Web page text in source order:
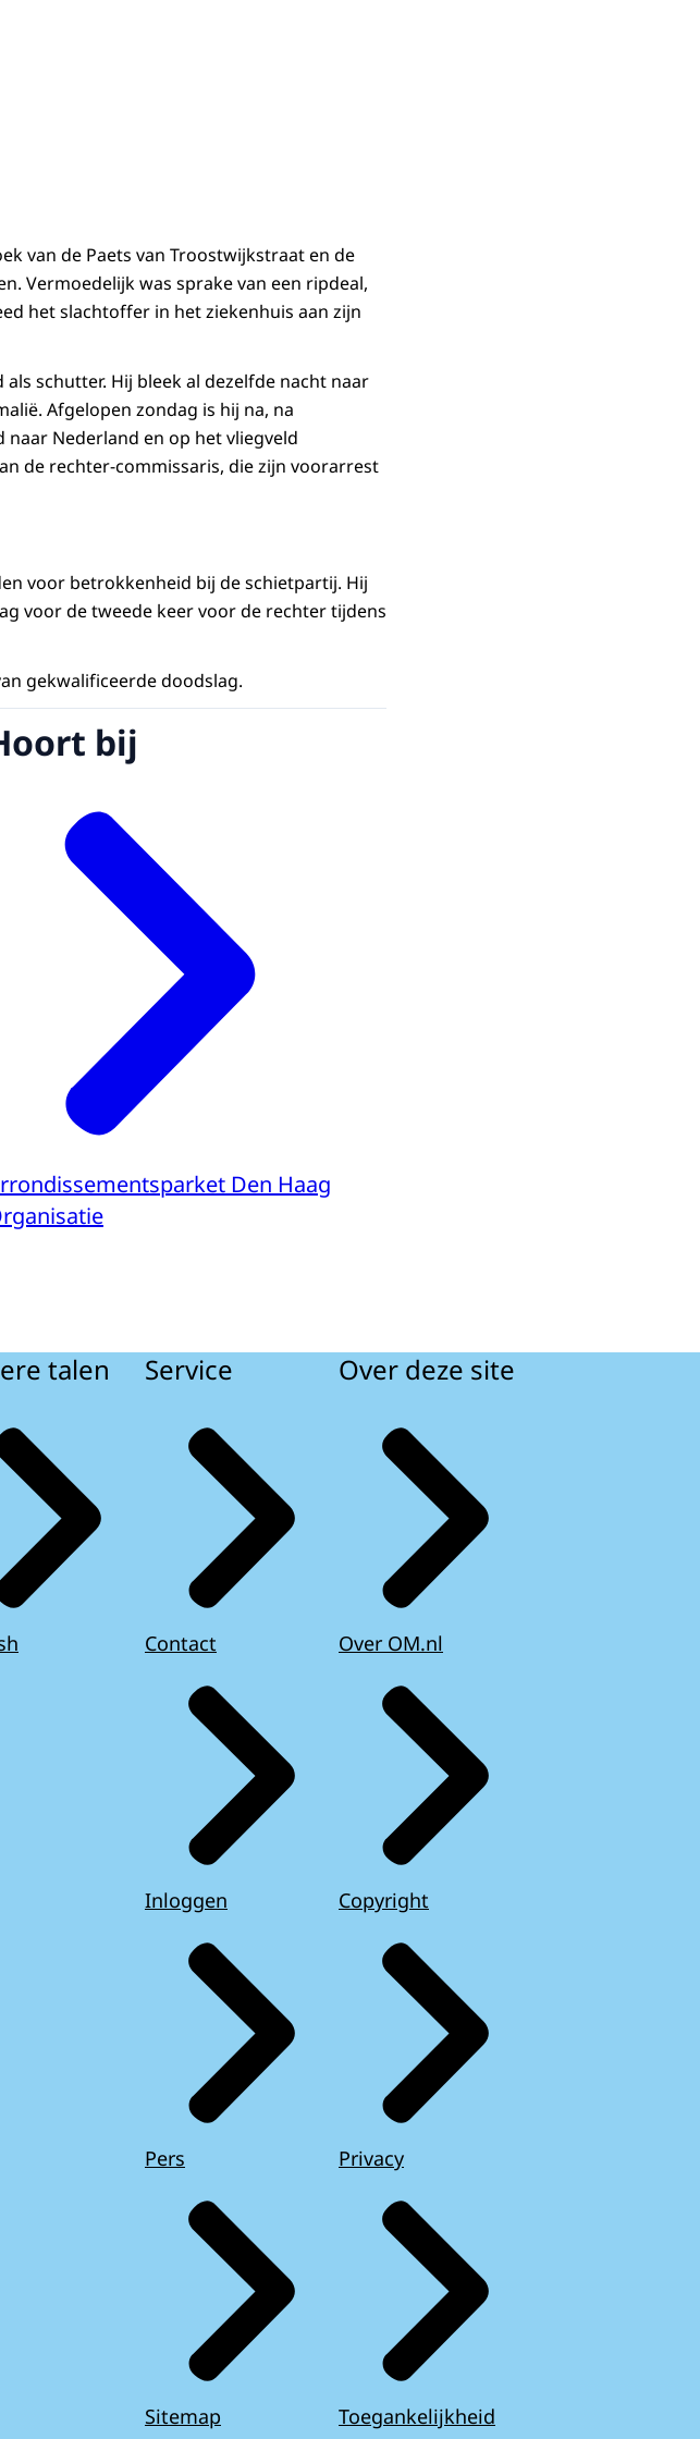
van de Paets van Troostwijkstraat en de
Vermoedelijk was sprake van een ripdeal,
het slachtoffer in het ziekenhuis aan zijn
schutter. Hij bleek al dezelfde nacht naar
Afgelopen zondag is hij na, na
Nederland en op het vliegveld
de rechter-commissaris, die zijn voorarrest
voor betrokkenheid bij de schietpartij. Hij
voor de tweede keer voor de rechter tijdens
gekwalificeerde doodslag.
bij
Den Haag
talen Service
Contact
Inloggen
Pers
Sitemap
Over deze site
Over OM.nl
Copyright
Privacy
Toegankelijkheid